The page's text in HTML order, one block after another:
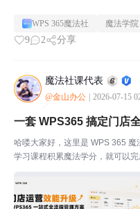
WPS 365魔法社 魔法学
9 2 分享
魔法社课代表
@金山办公 2026-07-15
一套 WPS365 搞定门店
哈喽大家好，这里是 WPS 365 魔
学习课程积累魔法学分，就可以
式全流程管理方案》通过本系列课